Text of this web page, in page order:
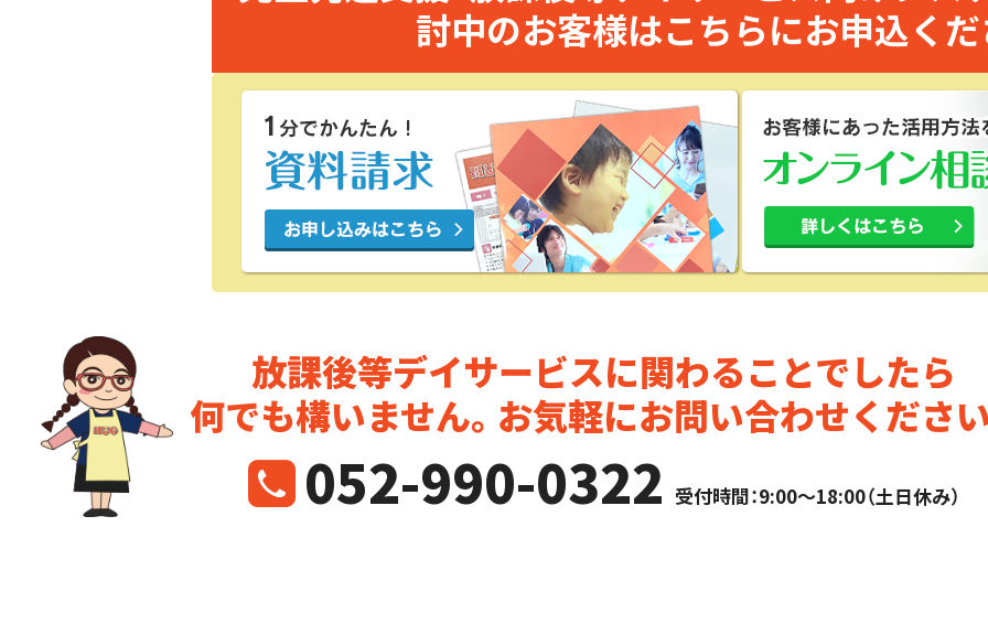
討中のお客様はこちらにお申込くだ
放課後等デイサービスに関わることでしたら
何でも構いません。お気軽にお問い合わせくださ
052-990-0322 受付時間：9:00～18:00（土日休み）